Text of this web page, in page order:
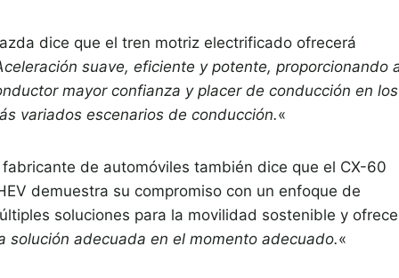
dice que el tren motriz electrificado ofrecerá
suave, eficiente y potente, proporcionando
mayor confianza y placer de conducción en los
variados escenarios de conducción.«
fabricante de automóviles también dice que el CX-60
demuestra su compromiso con un enfoque de
soluciones para la movilidad sostenible y ofrece
solución adecuada en el momento adecuado.«